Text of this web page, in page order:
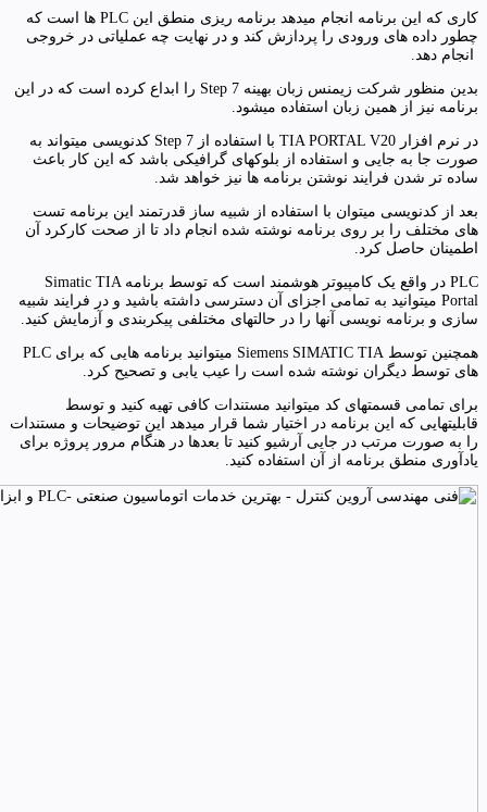
کاری که این برنامه انجام میدهد برنامه ریزی منطق این PLC ها است که
چطور داده های ورودی را پردازش کند و در نهایت چه عملیاتی در خروجی
انجام دهد.
بدین منظور شرکت زیمنس زبان بهینه Step 7 را ابداع کرده است که در این
برنامه نیز از همین زبان استفاده میشود.
در نرم افزار TIA PORTAL V20 با استفاده از Step 7 کدنویسی میتواند به
صورت جا به جایی و استفاده از بلوکهای گرافیکی باشد که این کار باعث
ساده تر شدن فرایند نوشتن برنامه ها نیز خواهد شد.
بعد از کدنویسی میتوان با استفاده از شبیه ساز قدرتمند این برنامه تست
های مختلف را بر روی برنامه نوشته شده انجام داد تا از صحت کارکرد آن
اطمینان حاصل کرد.
PLC در واقع یک کامپیوتر هوشمند است که توسط برنامه Simatic TIA
Portal میتوانید به تمامی اجزای آن دسترسی داشته باشید و در فرایند شبیه
سازی و برنامه نویسی آنها را در حالتهای مختلفی پیکربندی و آزمایش کنید.
همچنین توسط Siemens SIMATIC TIA میتوانید برنامه هایی که برای PLC
های توسط دیگران نوشته شده است را عیب یابی و تصحیح کرد.
برای تمامی قسمتهای کد میتوانید مستندات کافی تهیه کنید و توسط
قابلیتهایی که این برنامه در اختیار شما قرار میدهد این توضیحات و مستندات
را به صورت مرتب در جایی آرشیو کنید تا بعدها در هنگام مرور پروژه برای
یادآوری منطق برنامه از آن استفاده کنید.